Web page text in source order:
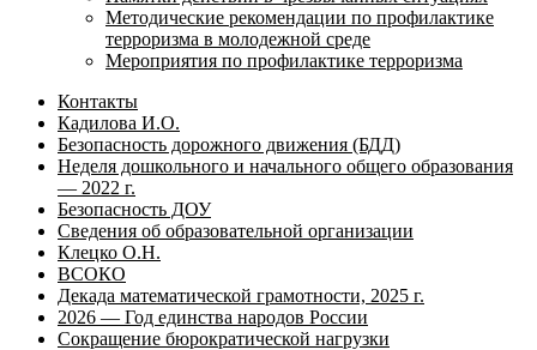
Методические рекомендации по профилактике
терроризма в молодежной среде
Мероприятия по профилактике терроризма
Контакты
Кадилова И.О.
Безопасность дорожного движения (БДД)
Неделя дошкольного и начального общего образования
— 2022 г.
Безопасность ДОУ
Сведения об образовательной организации
Клецко О.Н.
ВСОКО
Декада математической грамотности, 2025 г.
2026 — Год единства народов России
Сокращение бюрократической нагрузки